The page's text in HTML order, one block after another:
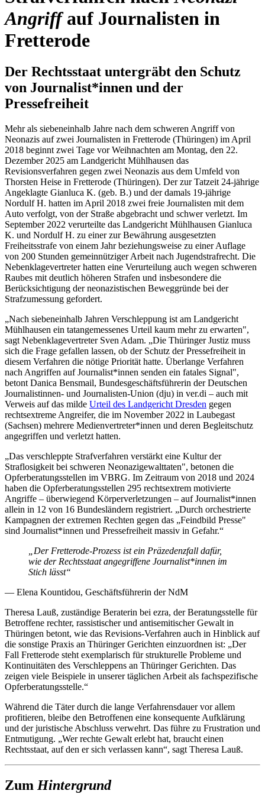
Angriffauf Journalisten in
Fretterode
Der Rechtsstaat untergräbt den Schutz
von Journalist*innen und der
Pressefreiheit
Mehr als siebeneinhalb Jahre nach dem schweren Angriff von
Neonazis auf zwei Journalisten in Fretterode (Thüringen) im April
2018 beginnt zwei Tage vor Weihnachten am Montag, den 22.
Dezember 2025 am Landgericht Mühlhausen das
Revisionsverfahren gegen zwei Neonazis aus dem Umfeld von
Thorsten Heise in Fretterode (Thüringen). Der zur Tatzeit 24-jährige
Angeklagte Gianluca K. (geb. B.) und der damals 19-jährige
Nordulf H. hatten im April 2018 zwei freie Journalisten mit dem
Auto verfolgt, von der Straße abgebracht und schwer verletzt. Im
September 2022 verurteilte das Landgericht Mühlhausen Gianluca
K. und Nordulf H. zu einer zur Bewährung ausgesetzten
Freiheitsstrafe von einem Jahr beziehungsweise zu einer Auflage
von 200 Stunden gemeinnütziger Arbeit nach Jugendstrafrecht. Die
Nebenklagevertreter hatten eine Verurteilung auch wegen schweren
Raubes mit deutlich höheren Strafen und insbesondere die
Berücksichtigung der neonazistischen Beweggründe bei der
Strafzumessung gefordert.
„Nach siebeneinhalb Jahren Verschleppung ist am Landgericht
Mühlhausen ein tatangemessenes Urteil kaum mehr zu erwarten",
sagt Nebenklagevertreter Sven Adam. „Die Thüringer Justiz muss
sich die Frage gefallen lassen, ob der Schutz der Pressefreiheit in
diesem Verfahren die nötige Priorität hatte. Überlange Verfahren
nach Angriffen auf Journalist*innen senden ein fatales Signal",
betont Danica Bensmail, Bundesgeschäftsführerin der Deutschen
Journalistinnen- und Journalisten-Union (dju) in ver.di – auch mit
Verweis auf das milde Urteil des Landgericht Dresden gegen
rechtsextreme Angreifer, die im November 2022 in Laubegast
(Sachsen) mehrere Medienvertreter*innen und deren Begleitschutz
angegriffen und verletzt hatten.
„Das verschleppte Strafverfahren verstärkt eine Kultur der
Straflosigkeit bei schweren Neonazigewalttaten", betonen die
Opferberatungsstellen im VBRG. Im Zeitraum von 2018 und 2024
haben die Opferberatungsstellen 295 rechtsextrem motivierte
Angriffe – überwiegend Körperverletzungen – auf Journalist*innen
allein in 12 von 16 Bundesländern registriert. „Durch orchestrierte
Kampagnen der extremen Rechten gegen das „Feindbild Presse"
sind Journalist*innen und Pressefreiheit massiv in Gefahr.“
„Der Fretterode-Prozess ist ein Präzedenzfall dafür,
wie der Rechtsstaat angegriffene Journalist*innen im
Stich lässt“
— Elena Kountidou, Geschäftsführerin der NdM
Theresa Lauß, zuständige Beraterin bei ezra, der Beratungsstelle für
Betroffene rechter, rassistischer und antisemitischer Gewalt in
Thüringen betont, wie das Revisions-Verfahren auch in Hinblick auf
die sonstige Praxis an Thüringer Gerichten einzuordnen ist: „Der
Fall Fretterode steht exemplarisch für strukturelle Probleme und
Kontinuitäten des Verschleppens an Thüringer Gerichten. Das
zeigen viele Beispiele in unserer täglichen Arbeit als fachspezifische
Opferberatungsstelle.“
Während die Täter durch die lange Verfahrensdauer vor allem
profitieren, bleibe den Betroffenen eine konsequente Aufklärung
und der juristische Abschluss verwehrt. Das führe zu Frustration und
Entmutigung. „Wer rechte Gewalt erlebt hat, braucht einen
Rechtsstaat, auf den er sich verlassen kann“, sagt Theresa Lauß.
Zum Hintergrund